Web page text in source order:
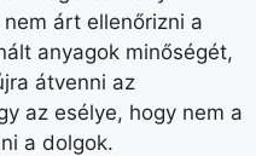
árt ellenőrizni a
anyagok minőségét,
átvenni az
az esélye, hogy nem a
a dolgok.